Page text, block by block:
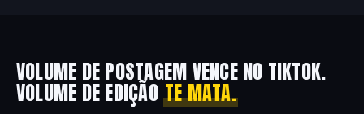
VOLUME DE POSTAGEM VENCE NO TIKTOK.
VOLUME DE EDIÇÃOTE MATA.